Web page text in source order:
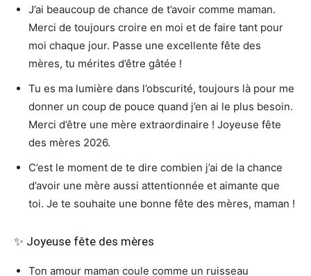
J’ai beaucoup de chance de t’avoir comme maman.
Merci de toujours croire en moi et de faire tant pour
moi chaque jour. Passe une excellente fête des
mères, tu mérites d’être gâtée !
Tu es ma lumière dans l’obscurité, toujours là pour me
donner un coup de pouce quand j’en ai le plus besoin.
Merci d’être une mère extraordinaire ! Joyeuse fête
des mères 2026.
C’est le moment de te dire combien j’ai de la chance
d’avoir une mère aussi attentionnée et aimante que
toi. Je te souhaite une bonne fête des mères, maman !
✨ Joyeuse fête des mères
Ton amour maman coule comme un ruisseau